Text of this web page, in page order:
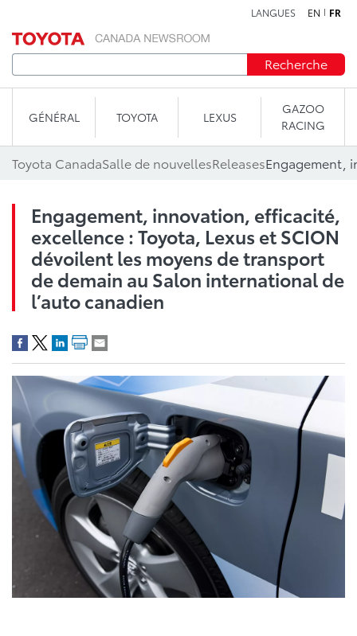
LANGUES EN FR
Recherche
GÉNÉRAL TOYOTA LEXUS
GAZOO
RACING
Toyota CanadaSalle de nouvellesReleases
Engagement, innovation, efficacité,
excellence : Toyota, Lexus et SCION
dévoilent les moyens de transport
de demain au Salon international de
l’auto canadien